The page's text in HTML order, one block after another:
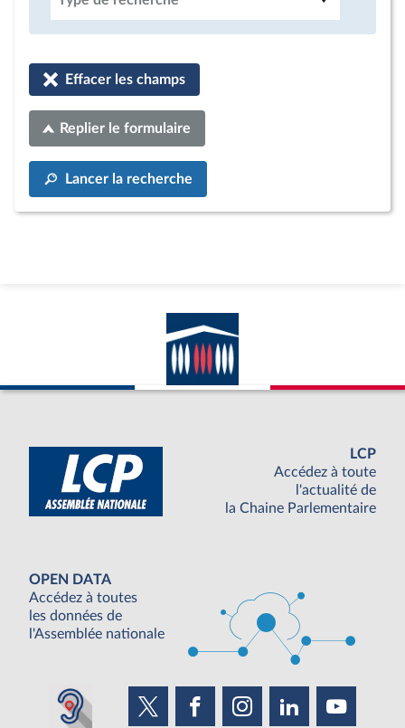
Effacer les champs
Replier le formulaire
Lancer la recherche
LCP
Accédez à toute
l'actualité de
la Chaine Parlementaire
OPEN DATA
Accédez à toutes
les données de
l'Assemblée nationale